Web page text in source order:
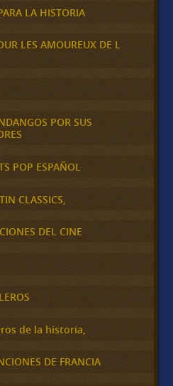
LA HISTORIA
LES AMOUREUX DE L
POR SUS
POP ESPAÑOL
CLASSICS,
DEL CINE
de la historia,
DE FRANCIA